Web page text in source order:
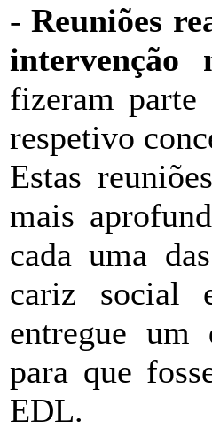
-Reuniões
fizeram
respetivo
Estas
mais
cada uma
cariz social
entregue um
para que
EDL.